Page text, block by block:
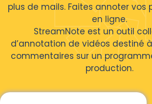
plus de mails. Faites annoter
en ligne.
StreamNote est un outil
d’annotation de vidéos destiné
commentaires sur un
production.